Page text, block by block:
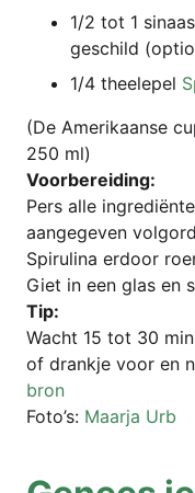
1/2 tot 1
geschild
1/4 thee­l­e­pel
(De Ame­ri­kaan­se
250 ml)
Voor­be­rei­ding:
Pers alle
aan­ge­ge­ven
Spi­ru­li­na erdoor
Giet in een glas en
Tip:
Wacht 15 tot 30
of dran­k­je voor en
bron
Foto’s: Maar­ja Urb